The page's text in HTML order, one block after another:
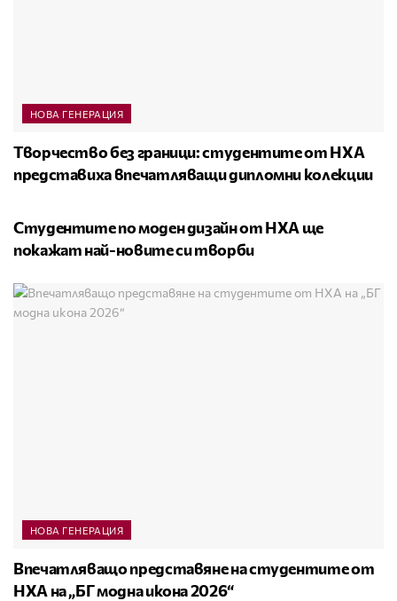
НОВА ГЕНЕРАЦИЯ
Творчество без граници: студентите от НХА
представиха впечатляващи дипломни колекции
Студентите по моден дизайн от НХА ще
покажат най-новите си творби
НОВА ГЕНЕРАЦИЯ
Впечатляващо представяне на студентите от
НХА на „БГ модна икона 2026“